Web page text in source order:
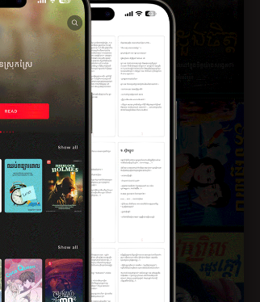
ភាគ​ទី​៦
២៥ ឧសភា ២០១៦
ភាគបញ្ចប់​
២៧ ឧសភា ២០១៦